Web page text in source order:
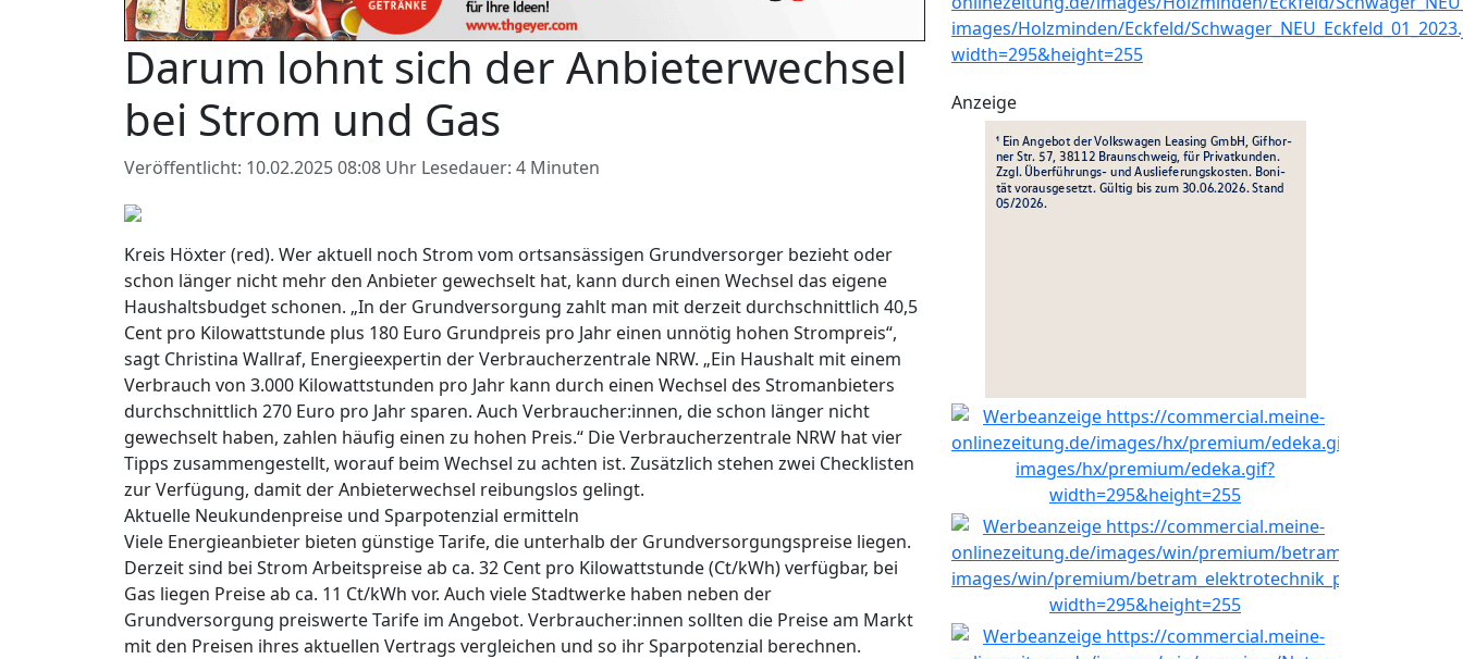
Darum lohnt sich der Anbieterwechsel
bei Strom und Gas
Veröffentlicht: 10.02.2025 08:08 Uhr Lesedauer: 4 Minuten
Kreis Höxter (red). Wer aktuell noch Strom vom ortsansässigen Grundversorger bezieht oder
schon länger nicht mehr den Anbieter gewechselt hat, kann durch einen Wechsel das eigene
Haushaltsbudget schonen. „In der Grundversorgung zahlt man mit derzeit durchschnittlich 40,5
Cent pro Kilowattstunde plus 180 Euro Grundpreis pro Jahr einen unnötig hohen Strompreis“,
sagt Christina Wallraf, Energieexpertin der Verbraucherzentrale NRW. „Ein Haushalt mit einem
Verbrauch von 3.000 Kilowattstunden pro Jahr kann durch einen Wechsel des Stromanbieters
durchschnittlich 270 Euro pro Jahr sparen. Auch Verbraucher:innen, die schon länger nicht
gewechselt haben, zahlen häufig einen zu hohen Preis.“ Die Verbraucherzentrale NRW hat vier
Tipps zusammengestellt, worauf beim Wechsel zu achten ist. Zusätzlich stehen zwei Checklisten
zur Verfügung, damit der Anbieterwechsel reibungslos gelingt.
Aktuelle Neukundenpreise und Sparpotenzial ermitteln
Viele Energieanbieter bieten günstige Tarife, die unterhalb der Grundversorgungspreise liegen.
Derzeit sind bei Strom Arbeitspreise ab ca. 32 Cent pro Kilowattstunde (Ct/kWh) verfügbar, bei
Gas liegen Preise ab ca. 11 Ct/kWh vor. Auch viele Stadtwerke haben neben der
Grundversorgung preiswerte Tarife im Angebot. Verbraucher:innen sollten die Preise am Markt
mit den Preisen ihres aktuellen Vertrags vergleichen und so ihr Sparpotenzial berechnen.
Anzeige